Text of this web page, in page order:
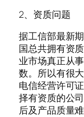
2、资质问题
据工信部最新
国总共拥有资
业市场真正从
数。所以有很
电信经营许可
择有资质的公
后及产品质量难